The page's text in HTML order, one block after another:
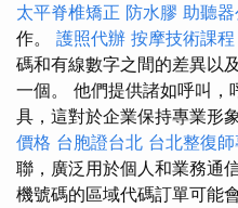
太平脊椎矯正 防水膠 助聽器
作。 護照代辦 按摩技術課程
碼和有線數字之間的差異以
一個。 他們提供諸如呼叫，
具，這對於企業保持專業形
價格 台胞證台北 台北整復
聯，廣泛用於個人和業務通
機號碼的區域代碼訂單可能